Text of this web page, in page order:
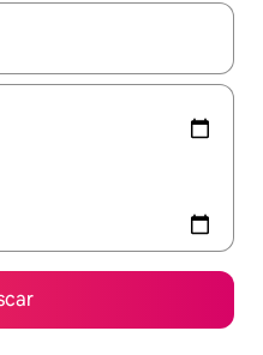
podrás navegar